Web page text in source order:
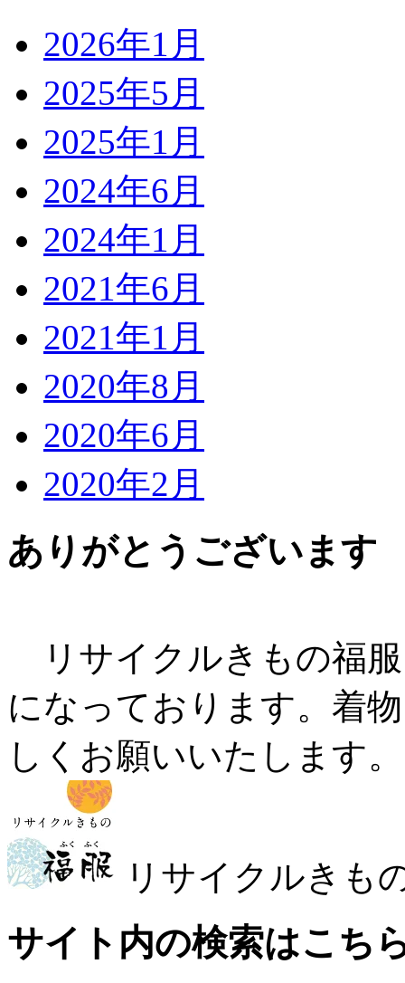
2026年1月
2025年5月
2025年1月
2024年6月
2024年1月
2021年6月
2021年1月
2020年8月
2020年6月
2020年2月
ありがとうございます
リサイクルきもの福
になっております。着
しくお願いいたします。
リサイクルきも
サイト内の検索はこち